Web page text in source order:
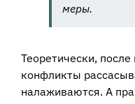
меры.
Теоретически,
конфликты
налаживаются. А